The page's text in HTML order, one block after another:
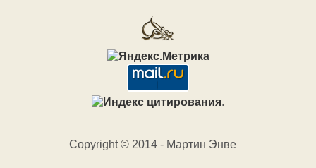
.
Copyright © 2014 - Мартин Энве